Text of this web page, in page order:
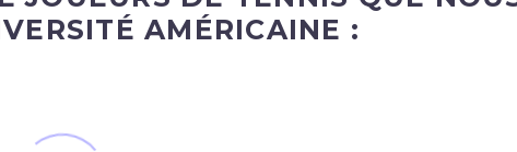
AMÉRICAINE :